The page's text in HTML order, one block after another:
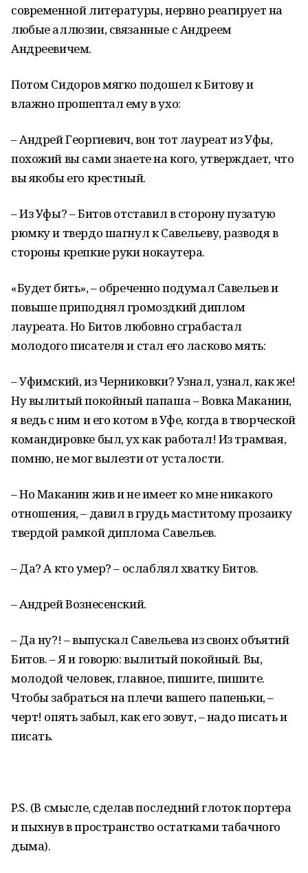
современной литературы, нервно реагирует на
любые аллюзии, связанные с Андреем
Андреевичем.
Потом Сидоров мягко подошел к Битову и
влажно прошептал ему в ухо:
– Андрей Георгиевич, вон тот лауреат из Уфы,
похожий вы сами знаете на кого, утверждает, что
вы якобы его крестный.
– Из Уфы? – Битов отставил в сторону пузатую
рюмку и твердо шагнул к Савельеву, разводя в
стороны крепкие руки нокаутера.
«Будет бить», – обреченно подумал Савельев и
повыше приподнял громоздкий диплом
лауреата. Но Битов любовно сграбастал
молодого писателя и стал его ласково мять:
– Уфимский, из Черниковки? Узнал, узнал, как же!
Ну вылитый покойный папаша – Вовка Маканин,
я ведь с ним и его котом в Уфе, когда в творческой
командировке был, ух как работал! Из трамвая,
помню, не мог вылезти от усталости.
– Но Маканин жив и не имеет ко мне никакого
отношения, – давил в грудь маститому прозаику
твердой рамкой диплома Савельев.
– Да? А кто умер? – ослаблял хватку Битов.
– Андрей Вознесенский.
– Да ну?! – выпускал Савельева из своих объятий
Битов. – Я и говорю: вылитый покойный. Вы,
молодой человек, главное, пишите, пишите.
Чтобы забраться на плечи вашего папеньки, –
черт! опять забыл, как его зовут, – надо писать и
писать.
P.S. (В смысле, сделав последний глоток портера
и пыхнув в пространство остатками табачного
дыма).